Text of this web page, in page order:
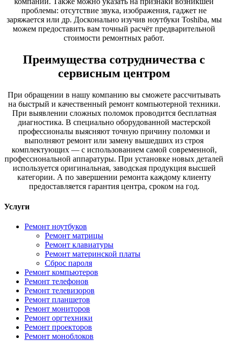
проблемы: отсутствие звука, изображения, гаджет не
заряжается или др. Досконально изучив ноутбуки Toshiba, мы
можем предоставить вам точный расчёт предварительной
стоимости ремонтных работ.
Преимущества сотрудничества с
сервисным центром
При обращении в нашу компанию вы сможете рассчитывать
на быстрый и качественный ремонт компьютерной техники.
При выявлении сложных поломок проводится бесплатная
диагностика. В специально оборудованной мастерской
профессионалы выясняют точную причину поломки и
выполняют ремонт или замену вышедших из строя
комплектующих — с использованием самой современной,
профессиональной аппаратуры. При установке новых деталей
используется оригинальная, заводская продукция высшей
категории. А по завершении ремонта каждому клиенту
предоставляется гарантия центра, сроком на год.
Услуги
Ремонт ноутбуков
Ремонт матрицы
Ремонт клавиатуры
Ремонт материнской платы
Сброс пароля
Ремонт компьютеров
Ремонт телефонов
Ремонт телевизоров
Ремонт планшетов
Ремонт мониторов
Ремонт оргтехники
Ремонт проекторов
Ремонт моноблоков